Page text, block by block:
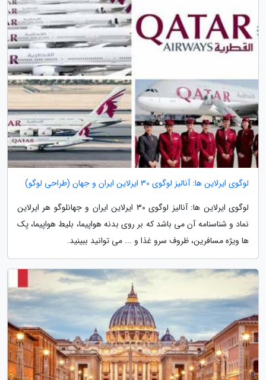
لوگوی ایرلاین ها: آنالیز لوگوی 30 ایرلاین ایران و جهان (طراحی لوگو)
لوگوی ایرلاین ها: آنالیز لوگوی 30 ایرلاین ایران و جهانلوگو هر ایرلاین
نماد و شناسنامه آن می باشد که بر روی بدنه هواپیما، بلیط هواپیما، پک
ها ویژه مسافرین، ظروف سرو غذا و ... می توانید ببینید.